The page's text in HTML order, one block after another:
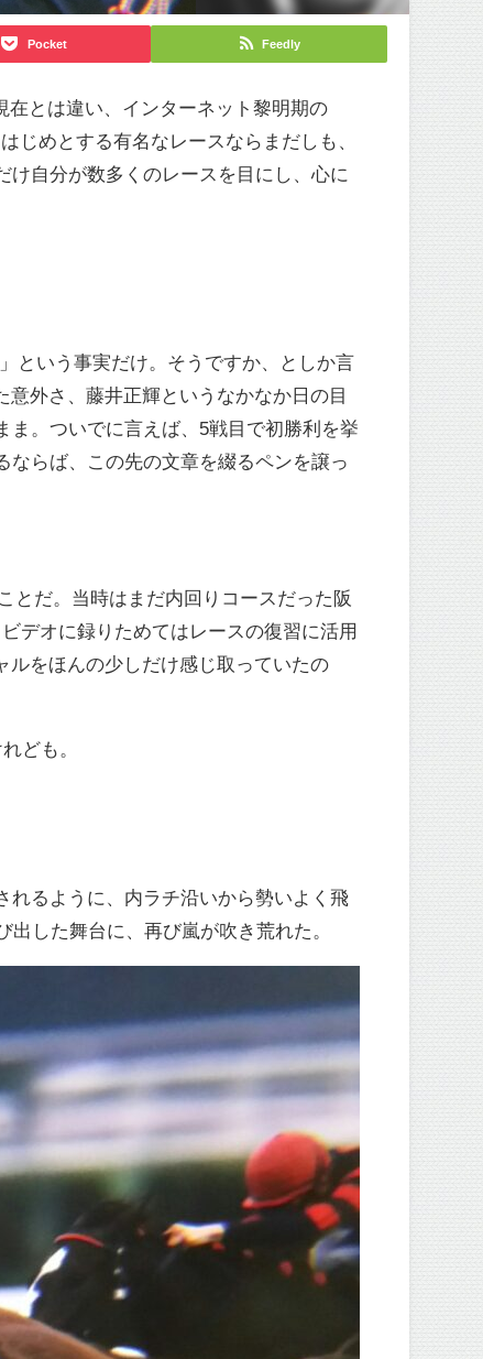
Pocket Feedly
とは違い、インターネット黎明期の
じめとする有名なレースならまだしも、
自分が数多くのレースを目にし、心に
という事実だけ。そうですか、としか言
外さ、藤井正輝というなかなか日の目
ま。ついでに言えば、5戦目で初勝利を挙
らば、この先の文章を綴るペンを譲っ
とだ。当時はまだ内回りコースだった阪
デオに録りためてはレースの復習に活用
ルをほんの少しだけ感じ取っていたの
ども。
れるように、内ラチ沿いから勢いよく飛
した舞台に、再び嵐が吹き荒れた。